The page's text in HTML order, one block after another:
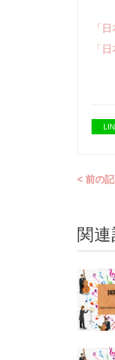
「
「
< 前の
関